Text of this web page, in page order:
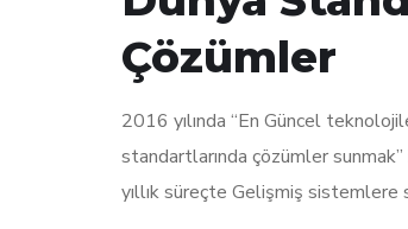
Çözümler
2016 yılında “En Güncel
standartlarında çözümler
yıllık süreçte Gelişmiş sistemlere